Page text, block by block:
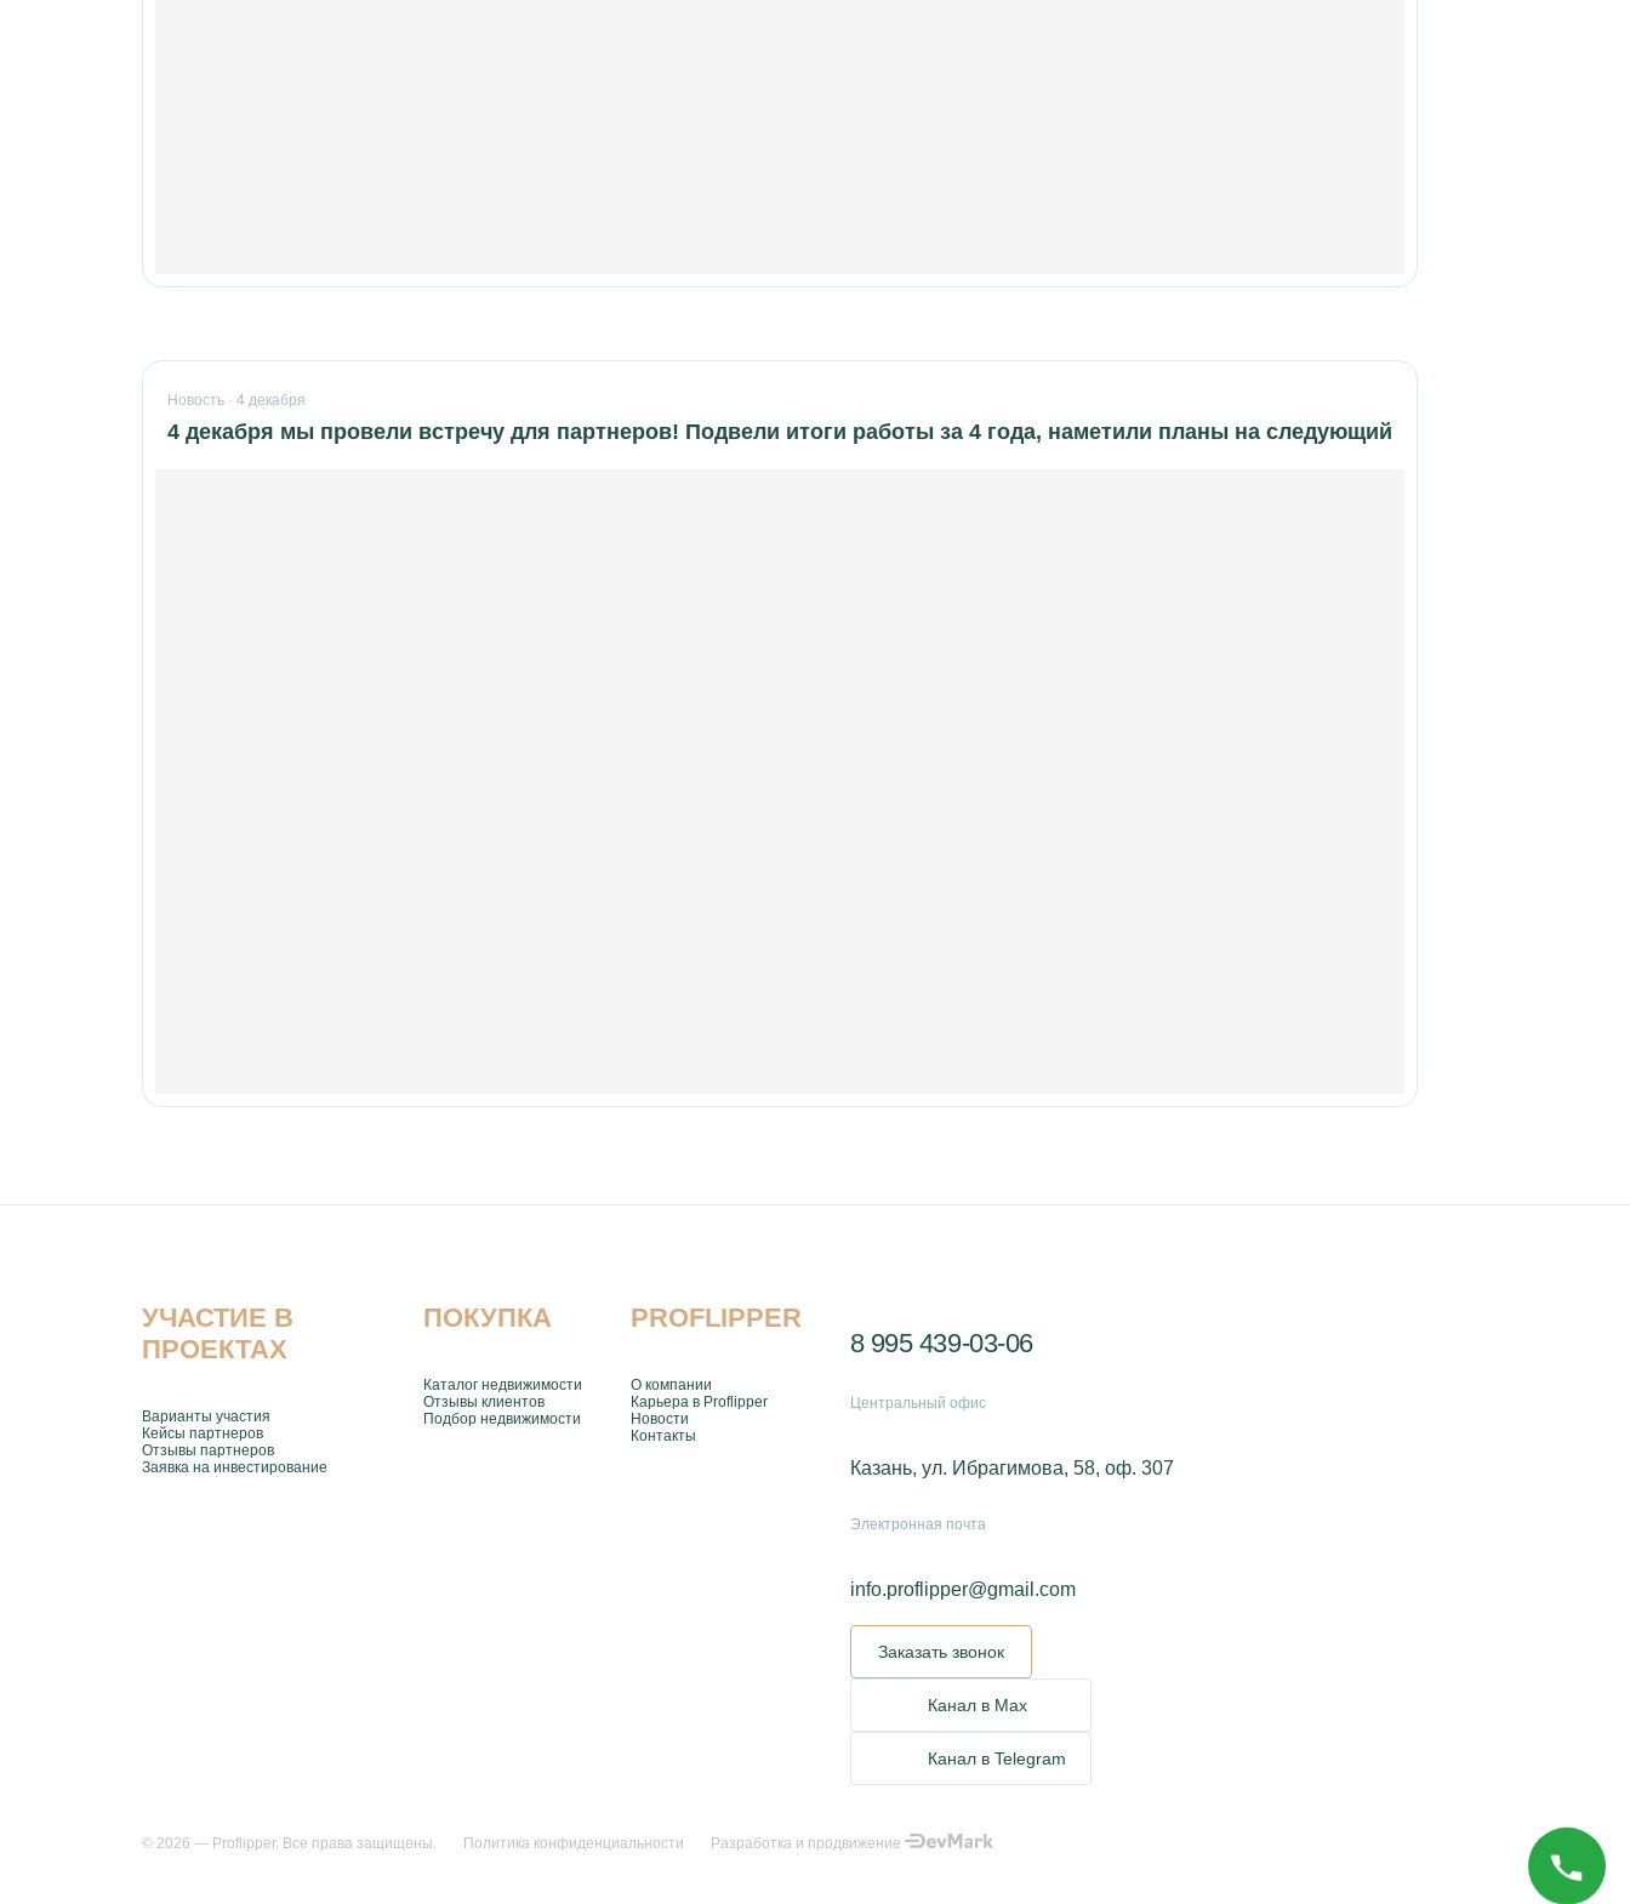
Новость · 4 декабря
4 декабря мы провели встречу для партнеров! Подвели итоги работы за 4 года, наметили планы на следующий
УЧАСТИЕ В
ПРОЕКТАХ
Варианты участия
Кейсы партнеров
Отзывы партнеров
Заявка на инвестирование
ПОКУПКА
Каталог недвижимости
Отзывы клиентов
Подбор недвижимости
PROFLIPPER
О компании
Карьера в Proflipper
Новости
Контакты
8 995 439-03-06
Центральный офис
Казань, ул. Ибрагимова, 58, оф. 307
Электронная почта
info.proflipper@gmail.com
Заказать звонок
Канал в Max
Канал в Telegram
© 2026 — Proflipper. Все права защищены. Политика конфиденциальности Разработка и продвижение